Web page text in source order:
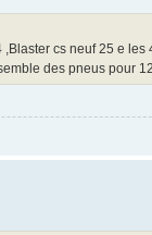
cs neuf 25 e les
des pneus pour